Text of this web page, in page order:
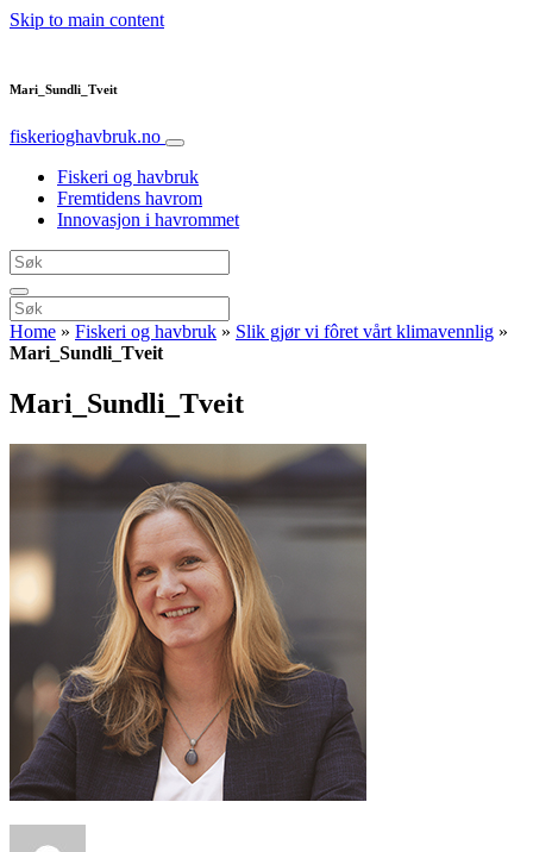
Skip to main content
Mari_Sundli_Tveit
fiskerioghavbruk.no
Fiskeri og havbruk
Fremtidens havrom
Innovasjon i havrommet
Home » Fiskeri og havbruk » Slik gjør vi fôret vårt klimavennlig »
Mari_Sundli_Tveit
Mari_Sundli_Tveit